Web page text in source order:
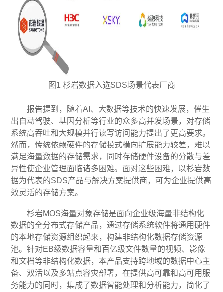
图1 杉岩数据入选SDS场景代表厂商
报告提到，随着AI、大数据等技术的快速发展，催生
出自动驾驶、基因分析等行业的众多高并发场景，对存储
系统高吞吐和大规模并行读写访问能力提出了更高要求。
然而，传统依赖硬件的存储模式横向扩展能力较差，难以
满足海量数据的存储需求，同时存储硬件设备的分散与差
异性使企业管理面临诸多困难。面对这些困难，以杉岩数
据为代表的SDS产品与解决方案提供商，可为企业提供高
效灵活的存储方案。
杉岩MOS海量对象存储是面向企业级海量非结构化
数据的全分布式存储产品，通过存储系统软件将通用硬件
的本地存储资源组织起来，构建非结构化数据存储资源
池。针对EB级数据容量和百亿级文件数量的视频、影像
和文档等非结构化数据，本产品支持跨地域的数据中心主
备、双活以及多站点容灾部署，在提供高可靠和高可用服
务能力的同时，集成了数据智能处理和分析能力，简化了